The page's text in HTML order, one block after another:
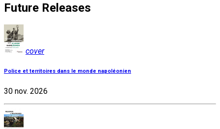
Future Releases
cover
Police et territoires dans le monde napoléonien
30 nov. 2026